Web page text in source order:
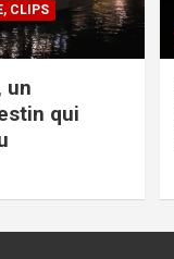
CLIPS
un
qui